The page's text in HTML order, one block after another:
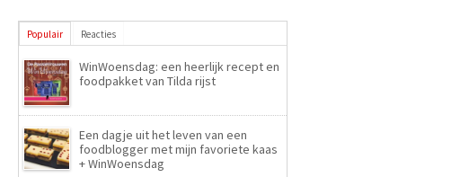
Populair Reacties
WinWoensdag: een heerlijk recept en
foodpakket van Tilda rijst
Een dagje uit het leven van een
foodblogger met mijn favoriete kaas
+ WinWoensdag